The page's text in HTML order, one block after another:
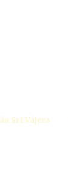
Sri Vájera